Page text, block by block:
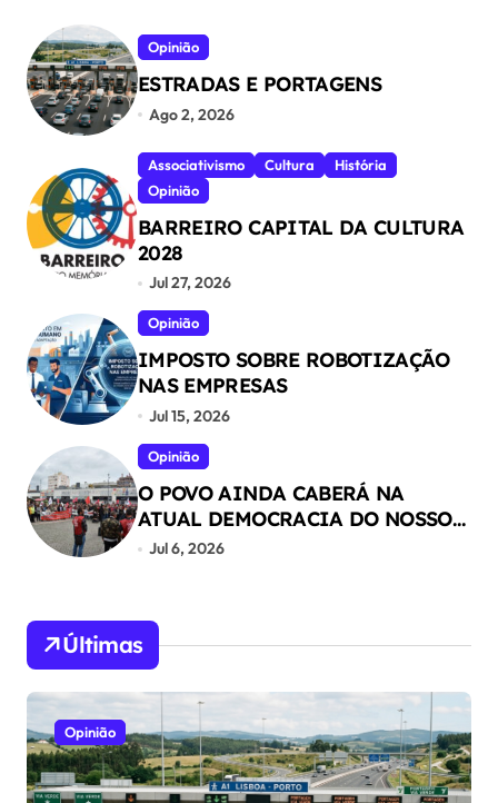
Opinião
ESTRADAS E PORTAGENS
Ago 2, 2026
Associativismo Cultura
História
Opinião
BARREIRO CAPITAL DA CULTURA
2028
Jul 27, 2026
Opinião
IMPOSTO SOBRE ROBOTIZAÇÃO
NAS EMPRESAS
Jul 15, 2026
Opinião
O POVO AINDA CABERÁ NA
ATUAL DEMOCRACIA DO NOSSO
PAÍS ?
Jul 6, 2026
Últimas
Opinião